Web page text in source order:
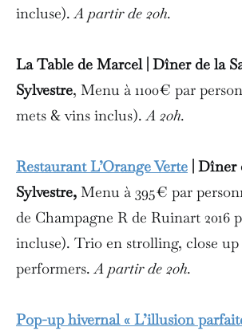
incluse).A partir de 20h.
La Table de Marcel | Dîner de la
Sylvestre, Menu à 1100€ par
mets & vins inclus). A 20h.
Restaurant L’Orange Verte | Dîner
Sylvestre, Menu à 395€ par
de Champagne R de Ruinart 2016
incluse). Trio en strolling, close
performers.A partir de 20h.
Pop-up hivernal « L’illusion